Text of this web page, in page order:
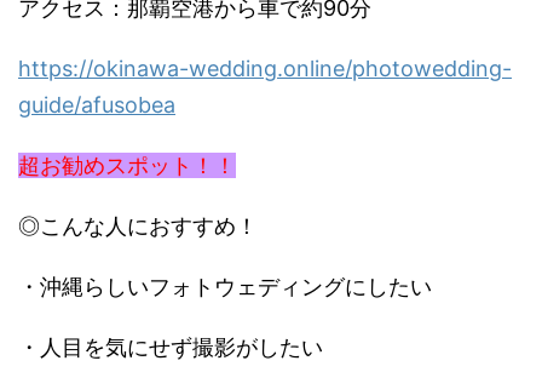
アクセス：那覇空港から車で約90分
https://okinawa-wedding.online/photowedding-
guide/afusobea
超お勧めスポット！！
◎こんな人におすすめ！
・沖縄らしいフォトウェディングにしたい
・人目を気にせず撮影がしたい